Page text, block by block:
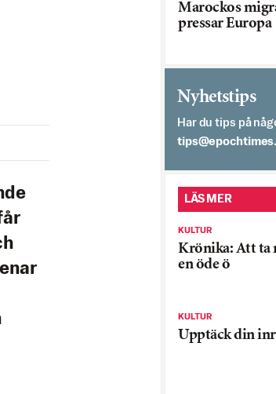
Marockos
pressar Europa
Nyhetstips
Har du tips på
LÄS MER
KULTUR
Krönika: Att ta
en öde ö
KULTUR
Upptäck din